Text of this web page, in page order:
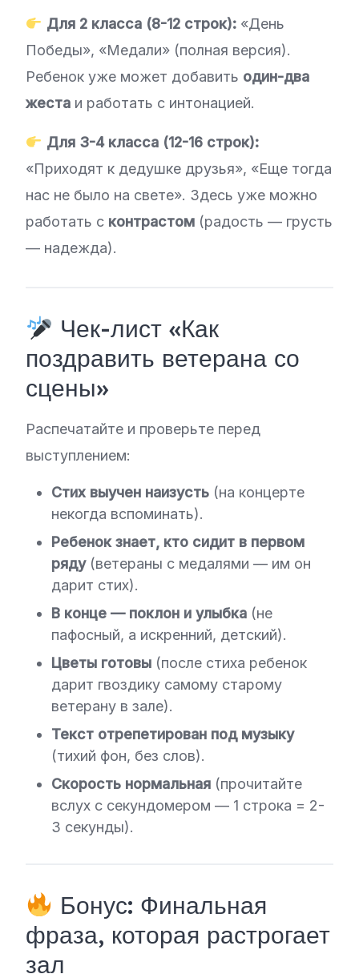
Для 2 класса (8-12 строк):«День
Победы», «Медали» (полная версия).
Ребенок уже может добавить один-два
жеста и работать с интонацией.
Для 3-4 класса (12-16 строк):
«Приходят к дедушке друзья», «Еще тогда
нас не было на свете». Здесь уже можно
работать с контрастом (радость — грусть
— надежда).
Чек-лист «Как
поздравить ветерана со
сцены»
Распечатайте и проверьте перед
выступлением:
Стих выучен наизусть (на концерте
некогда вспоминать).
Ребенок знает, кто сидит в первом
ряду(ветераны с медалями — им он
дарит стих).
В конце — поклон и улыбка (не
пафосный, а искренний, детский).
Цветы готовы (после стиха ребенок
дарит гвоздику самому старому
ветерану в зале).
Текст отрепетирован под музыку
(тихий фон, без слов).
Скорость нормальная (прочитайте
вслух с секундомером — 1 строка = 2-
3 секунды).
Бонус: Финальная
фраза, которая растрогает
зал